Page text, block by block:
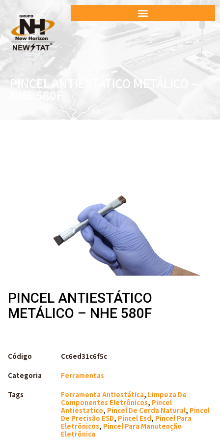
PINCEL ANTIESTÁTICO METÁLICO –
NHE 580F
PINCEL ANTIESTÁTICO
METÁLICO – NHE 580F
Código Cc6ed31c6f5c
Categoria Ferramentas
Tags Ferramenta Antiestática, Limpeza De
Componentes Eletrônicos, Pincel
Antiestatico, Pincel De Cerda Natural, Pincel
De Precisão ESD, Pincel Esd, Pincel Para
Eletrônicos, Pincel Para Manutenção
Eletrônica